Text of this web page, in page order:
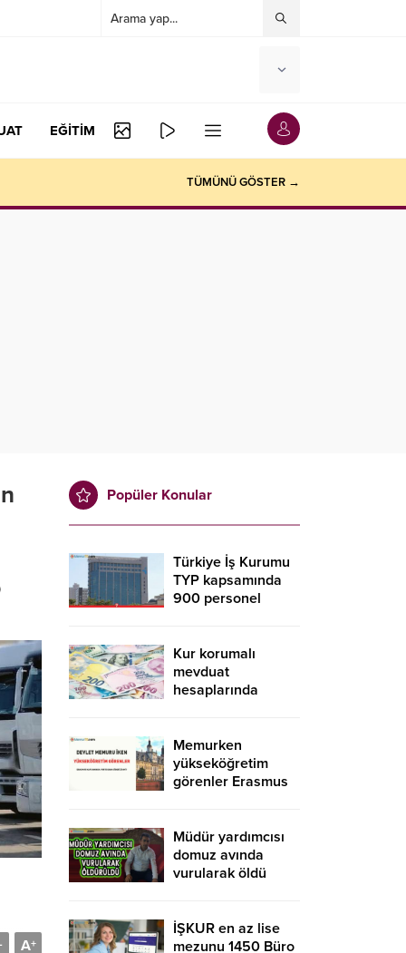
EĞİTİM
TÜMÜNÜ GÖSTER →
A+
-
Popüler Konular
Türkiye İş Kurumu
TYP kapsamında
900 personel
yapılır?
Kur korumalı
mevduat
hesaplarında
Memurken
yükseköğretim
görenler Erasmus
mi?
Müdür yardımcısı
domuz avında
vurularak öldü
İŞKUR en az lise
mezunu 1450 Büro